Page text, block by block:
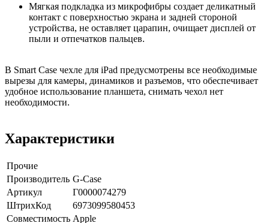
Мягкая подкладка из микрофибры создает деликатный
контакт с поверхностью экрана и задней стороной
устройства, не оставляет царапин, очищает дисплей от
пыли и отпечатков пальцев.
В Smart Case чехле для iPad предусмотрены все необходимые
вырезы для камеры, динамиков и разъемов, что обеспечивает
удобное использование планшета, снимать чехол нет
необходимости.
Характеристики
Прочие
Производитель G-Case
Артикул
Г0000074279
ШтрихКод
6973099580453
Совместимость Apple